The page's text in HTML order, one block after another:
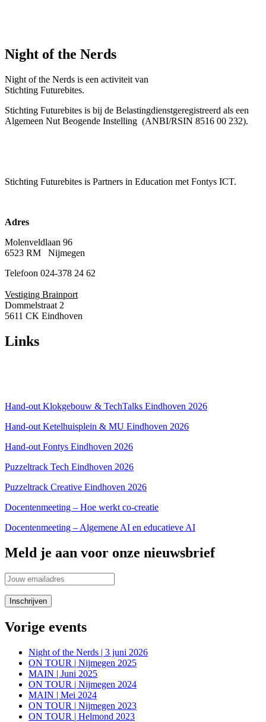
Night of the Nerds
Night of the Nerds is een activiteit van
Stichting Futurebites.
Stichting Futurebites is bij de Belastingdienstgeregistreerd als een
Algemeen Nut Beogende Instelling (ANBI/RSIN 8516 00 232).
Stichting Futurebites is Partners in Education met Fontys ICT.
Adres
Molenveldlaan 96
6523 RM Nijmegen
Telefoon 024-378 24 62
Vestiging Brainport
Dommelstraat 2
5611 CK Eindhoven
Links
Hand-out Klokgebouw & TechTalks Eindhoven 2026
Hand-out Ketelhuisplein & MU Eindhoven 2026
Hand-out Fontys Eindhoven 2026
Puzzeltrack Tech Eindhoven 2026
Puzzeltrack Creative Eindhoven 2026
Docentenmeeting – Hoe werkt co-creatie
Docentenmeeting – Algemene AI en educatieve AI
Meld je aan voor onze nieuwsbrief
Vorige events
Night of the Nerds | 3 juni 2026
ON TOUR | Nijmegen 2025
MAIN | Juni 2025
ON TOUR | Nijmegen 2024
MAIN | Mei 2024
ON TOUR | Nijmegen 2023
ON TOUR | Helmond 2023